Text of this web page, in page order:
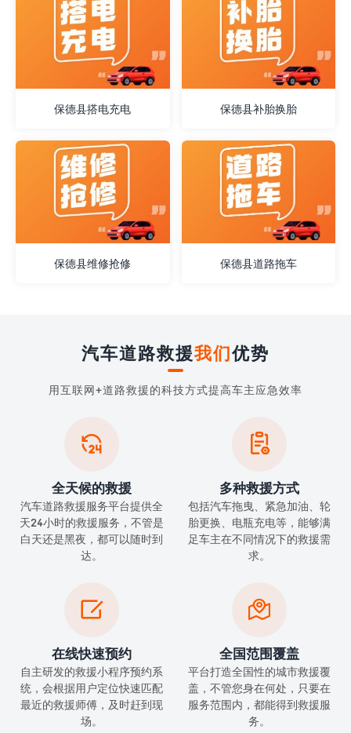
保德县搭电充电 保德县补胎换胎
保德县维修抢修 保德县道路拖车
汽车道路救援我们优势
用互联网+道路救援的科技方式提高车主应急效率

全天候的救援
汽车道路救援服务平台提供全
天24小时的救援服务，不管是
白天还是黑夜，都可以随时到
达。

多种救援方式
包括汽车拖曳、紧急加油、轮
胎更换、电瓶充电等，能够满
足车主在不同情况下的救援需
求。

在线快速预约
自主研发的救援小程序预约系
统，会根据用户定位快速匹配
最近的救援师傅，及时赶到现
场。

全国范围覆盖
平台打造全国性的城市救援覆
盖，不管您身在何处，只要在
服务范围内，都能得到救援服
务。